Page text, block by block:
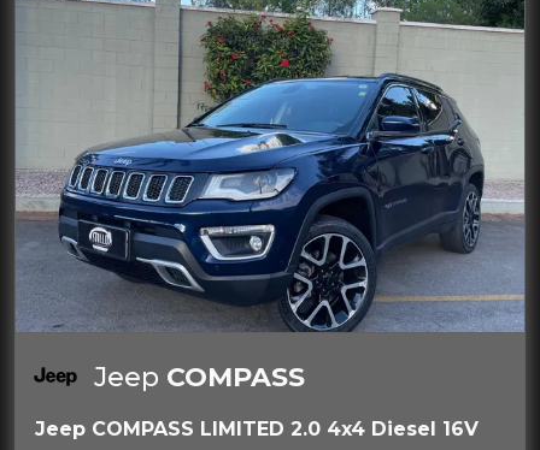
Jeep COMPASS
Jeep COMPASS LIMITED 2.0 4x4 Diesel 16V